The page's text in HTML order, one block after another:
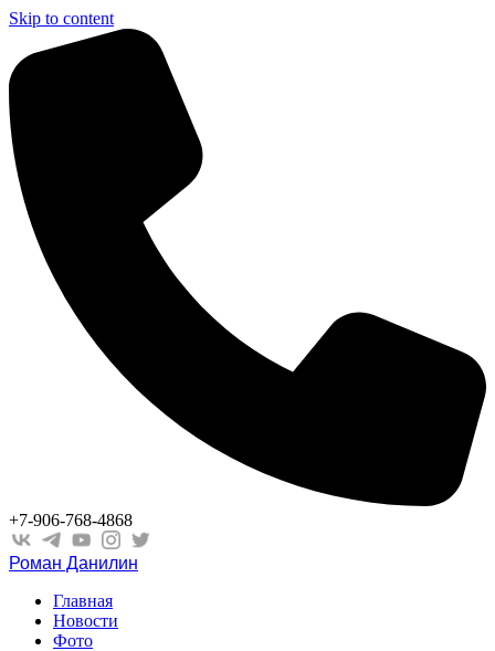
Skip to content
+7-906-768-4868
Роман Данилин
Главная
Новости
Фото